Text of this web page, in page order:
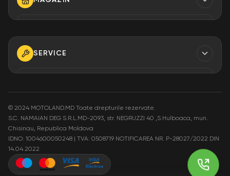
Despre Noi
+373 79 923 304
+373 79 923 306
E-MAIL
info@motoland.md
str. Pietrăriei 3A
SERVICE
+373 79 923 301
E-MAIL
service@motoland.md
ADRESA
© 2024 MOTOLAND.MD Toate drepturile rezervate.
S.C. NAMAIAN DEG S.R.L.MD-2093, str. NEGRUZZI 40 ,S.Hulboaca, mun.
Chisinau, Republica Moldova
IDNO: 1004600050248 | TVA: 0508719 NOTIFICAREA NR. P-28027/2022 DIN
14.04.2022